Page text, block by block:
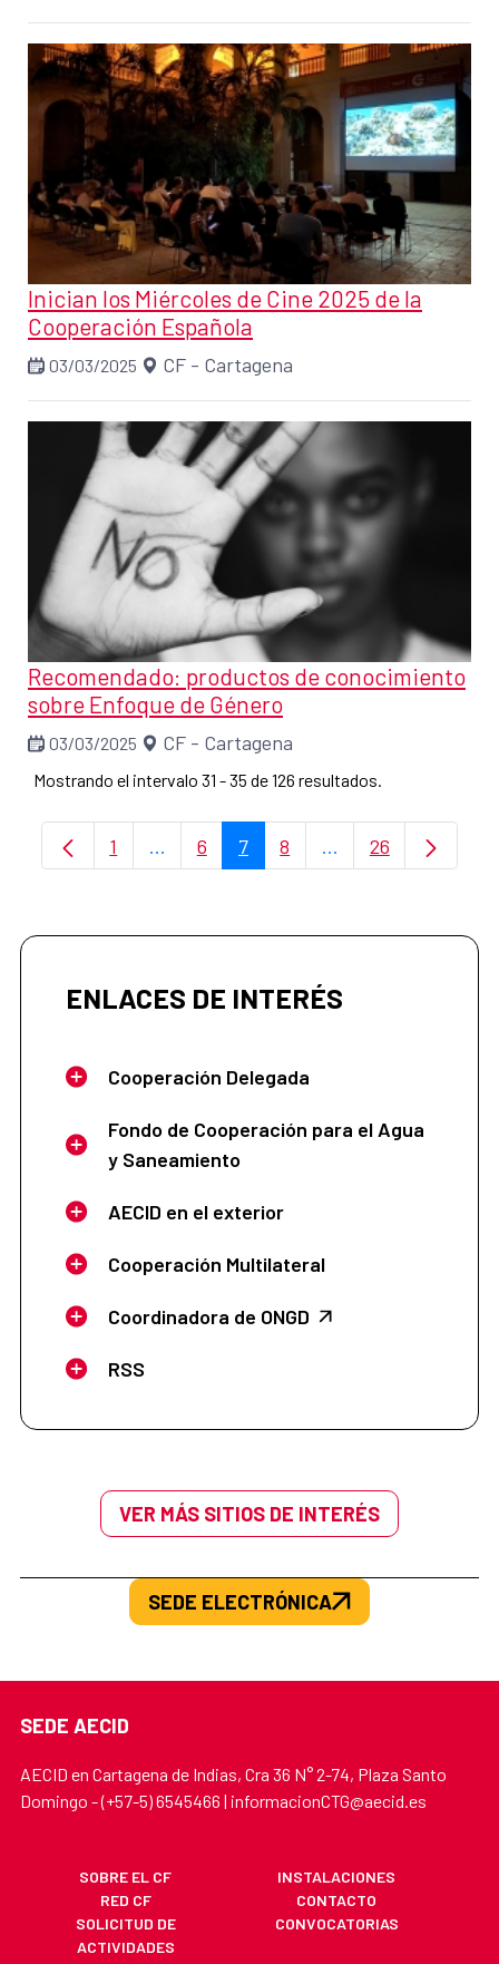
Inician los Miércoles de Cine 2025 de la
Cooperación Española
03/03/2025 CF - Cartagena
Recomendado: productos de conocimiento
sobre Enfoque de Género
03/03/2025 CF - Cartagena
Mostrando el intervalo 31 - 35 de 126 resultados.
Página
1 ...Páginas intermedias Use TAB para
Página
6 Página
7 Página
8 ...PáginasPágina
26
ENLACES DE INTERÉS
Cooperación Delegada
Fondo de Cooperación para el Agua
y Saneamiento
AECID en el exterior
Cooperación Multilateral
Coordinadora de ONGD
RSS
VER MÁS SITIOS DE INTERÉS
SEDE ELECTRÓNICA
SEDE AECID
AECID en Cartagena de Indias, Cra 36 N° 2-74, Plaza Santo
Domingo - (+57-5) 6545466 | informacionCTG@aecid.es
SOBRE EL CF
INSTALACIONES
RED CF
CONTACTO
SOLICITUD DE
ACTIVIDADES
CONVOCATORIAS